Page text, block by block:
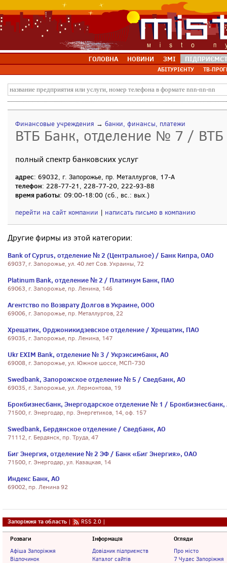
ГОЛОВНА НОВИНИ ЗМІ
АБІТУРІЄНТУ ТВ-
Финансовые учреждения → банки, финансы, платежи
ВТБ Банк, отделение № 7 /
полный спектр банковских услуг
адрес: 69032, г. Запорожье, пр. Металлургов, 17-А
телефон: 228-77-21, 228-77-20, 222-93-88
время работы: 09:00-18:00 (сб., вс.: вых.)
перейти на сайт компании | написать письмо в компанию
Другие фирмы из этой категории:
Bank of Cyprus, отделение № 2 (Центральное) / Банк Кипра, ОАО
69037, г. Запорожье, ул. 40 лет Сов. Украины, 72
Platinum Bank, отделение № 2 / Платинум Банк, ПАО
69063, г. Запорожье, пр. Ленина, 146
Агентство по Возврату Долгов в Украине, ООО
69006, г. Запорожье, пр. Металлургов, 22
Хрещатик, Орджоникидзевское отделение / Хрещатик, ПАО
69035, г. Запорожье, пр. Ленина, 147
Ukr EXIM Bank, отделение № 3 / Укрэксимбанк, АО
69008, г. Запорожье, ул. Южное шоссе, МСП-730
Swedbank, Запорожское отделение № 5 / Сведбанк, АО
69035, г. Запорожье, ул. Лермонтова, 19
Брокбизнесбанк, Энергодарское отделение № 1 /
71500, г. Энергодар, пр. Энергетиков, 14, оф. 157
Swedbank, Бердянское отделение / Сведбанк, АО
71112, г. Бердянск, пр. Труда, 47
Биг Энергия, отделение № 2 ЭФ / Банк «Биг Энергия», ОАО
71500, г. Энергодар, ул. Казацкая, 14
Индекс Банк, АО
69002, пр. Ленина 92
Запоріжжя та область | RSS 2.0 |
Розваги
Афіша Запоріжжя
Відпочинок
Інформація
Довідник підприємств
Каталог сайтів
Огляди
Про місто
7 Чудес Запоріжжя